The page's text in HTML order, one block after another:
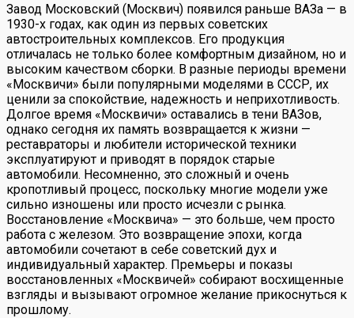
Завод Московский (Москвич) появился раньше ВАЗа — в
1930-х годах, как один из первых советских
автостроительных комплексов. Его продукция
отличалась не только более комфортным дизайном, но и
высоким качеством сборки. В разные периоды времени
«Москвичи» были популярными моделями в СССР, их
ценили за спокойствие, надежность и неприхотливость.
Долгое время «Москвичи» оставались в тени ВАЗов,
однако сегодня их память возвращается к жизни —
реставраторы и любители исторической техники
эксплуатируют и приводят в порядок старые
автомобили. Несомненно, это сложный и очень
кропотливый процесс, поскольку многие модели уже
сильно изношены или просто исчезли с рынка.
Восстановление «Москвича» — это больше, чем просто
работа с железом. Это возвращение эпохи, когда
автомобили сочетают в себе советский дух и
индивидуальный характер. Премьеры и показы
восстановленных «Москвичей» собирают восхищенные
взгляды и вызывают огромное желание прикоснуться к
прошлому.